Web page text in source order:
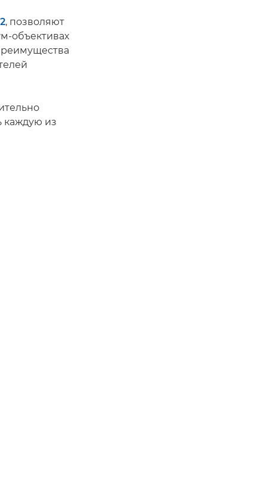
, позволяют
объективах
каждую из